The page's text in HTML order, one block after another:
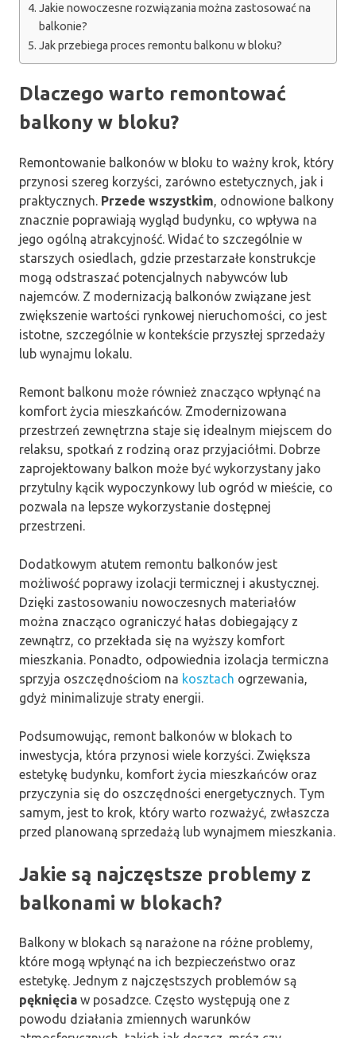
Jakie nowoczesne rozwiązania można zastosować na
balkonie?
Jak przebiega proces remontu balkonu w bloku?
Dlaczego warto remontować
balkony w bloku?
Remontowanie balkonów w bloku to ważny krok, który
przynosi szereg korzyści, zarówno estetycznych, jak i
praktycznych. Przede wszystkim , odnowione balkony
znacznie poprawiają wygląd budynku, co wpływa na
jego ogólną atrakcyjność. Widać to szczególnie w
starszych osiedlach, gdzie przestarzałe konstrukcje
mogą odstraszać potencjalnych nabywców lub
najemców. Z modernizacją balkonów związane jest
zwiększenie wartości rynkowej nieruchomości, co jest
istotne, szczególnie w kontekście przyszłej sprzedaży
lub wynajmu lokalu.
Remont balkonu może również znacząco wpłynąć na
komfort życia mieszkańców. Zmodernizowana
przestrzeń zewnętrzna staje się idealnym miejscem do
relaksu, spotkań z rodziną oraz przyjaciółmi. Dobrze
zaprojektowany balkon może być wykorzystany jako
przytulny kącik wypoczynkowy lub ogród w mieście, co
pozwala na lepsze wykorzystanie dostępnej
przestrzeni.
Dodatkowym atutem remontu balkonów jest
możliwość poprawy izolacji termicznej i akustycznej.
Dzięki zastosowaniu nowoczesnych materiałów
można znacząco ograniczyć hałas dobiegający z
zewnątrz, co przekłada się na wyższy komfort
mieszkania. Ponadto, odpowiednia izolacja termiczna
sprzyja oszczędnościom na kosztach ogrzewania,
gdyż minimalizuje straty energii.
Podsumowując, remont balkonów w blokach to
inwestycja, która przynosi wiele korzyści. Zwiększa
estetykę budynku, komfort życia mieszkańców oraz
przyczynia się do oszczędności energetycznych. Tym
samym, jest to krok, który warto rozważyć, zwłaszcza
przed planowaną sprzedażą lub wynajmem mieszkania.
Jakie są najczęstsze problemy z
balkonami w blokach?
Balkony w blokach są narażone na różne problemy,
które mogą wpłynąć na ich bezpieczeństwo oraz
estetykę. Jednym z najczęstszych problemów są
pęknięcia w posadzce. Często występują one z
powodu działania zmiennych warunków